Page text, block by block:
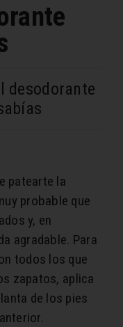
desodorante
patearte la
probable que
y, en
agradable. Para
todos los que
zapatos, aplica
de los pies